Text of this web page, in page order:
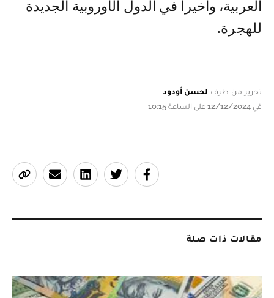
العربية، وأخيرا في الدول الأوروبية الجديدة
للهجرة.
تحرير من طرف لحسن أودود
في 12/12/2024 على الساعة 10:15
مقالات ذات صلة